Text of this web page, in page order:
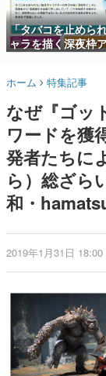
殿
ど。
事を
名作
きま
赫
こ
の形
新
これ
ゲ
ゲー
画で
日
日本
ルを
解
「タバコを止めら
ャラを描く深夜枠
聴者の一部から批
て、BPOが議論を交
ホーム 特集記事
なぜ『ゴッ
ワードを獲
発者たちに
ら）総ざら
和・
2019年1月31日 18:00